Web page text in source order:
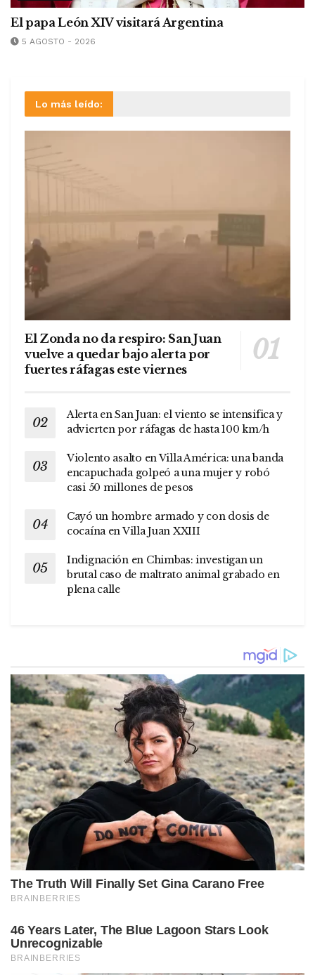
El papa León XIV visitará Argentina
5 AGOSTO - 2026
Lo más leído:
El Zonda no da respiro: San Juan
vuelve a quedar bajo alerta por
fuertes ráfagas este viernes
Alerta en San Juan: el viento se intensifica y
advierten por ráfagas de hasta 100 km/h
Violento asalto en Villa América: una banda
encapuchada golpeó a una mujer y robó
casi 50 millones de pesos
Cayó un hombre armado y con dosis de
cocaína en Villa Juan XXIII
Indignación en Chimbas: investigan un
brutal caso de maltrato animal grabado en
plena calle